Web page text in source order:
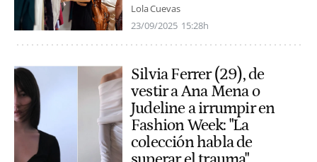
Lola Cuevas
23/09/2025 15:28h
Silvia Ferrer (29), de
vestir a Ana Mena o
Judeline a irrumpir en
Fashion Week: "La
colección habla de